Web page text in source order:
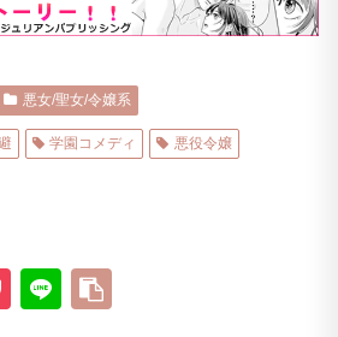
悪女/聖女/令嬢系
学園コメディ
悪役令嬢